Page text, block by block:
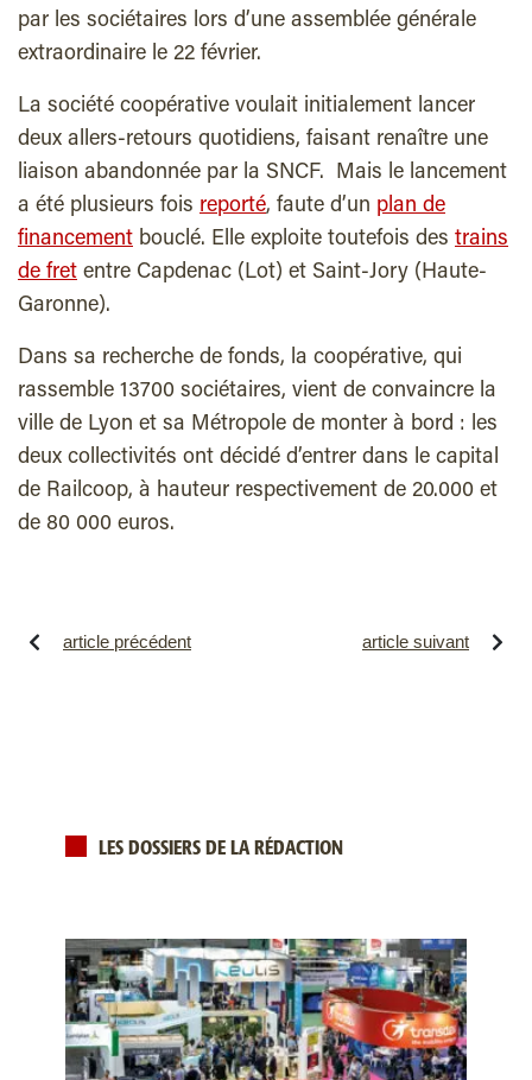
par les sociétaires lors d’une assemblée générale
extraordinaire le 22 février.
La société coopérative voulait initialement lancer
deux allers-retours quotidiens, faisant renaître une
liaison abandonnée par la SNCF. Mais le lancement
a été plusieurs fois reporté, faute d’un plan de
financement bouclé. Elle exploite toutefois des trains
de fret entre Capdenac (Lot) et Saint-Jory (Haute-
Garonne).
Dans sa recherche de fonds, la coopérative, qui
rassemble 13700 sociétaires, vient de convaincre la
ville de Lyon et sa Métropole de monter à bord : les
deux collectivités ont décidé d’entrer dans le capital
de Railcoop, à hauteur respectivement de 20.000 et
de 80 000 euros.
article précédent article suivant
LES DOSSIERS DE LA RÉDACTION